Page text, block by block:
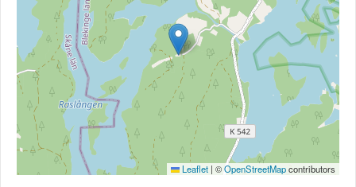
Leaflet | ©OpenStreetMapcontributors